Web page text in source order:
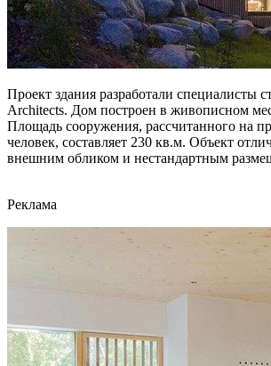
Проект здания разработали специалисты
Architects. Дом построен в живописном
Площадь сооружения, рассчитанного на
человек, составляет 230 кв.м. Объект
внешним обликом и нестандартным
Реклама